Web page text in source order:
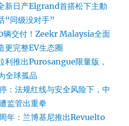
新日产Elgrand首搭松下主動
“同级没对手”
辆交付！Zeekr Malaysia全面
更完整EV生态圈
利推出Purosangue限量版，
全球孤品
：法规红线与安全风险下，中
监管出重拳
年：兰博基尼推出Revuelto